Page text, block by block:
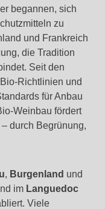
begannen, sich
zu
und Frankreich
die Tradition
Seit den
und
für Anbau
fördert
durch Begrünung,
, Burgenland und
im Languedoc
Viele